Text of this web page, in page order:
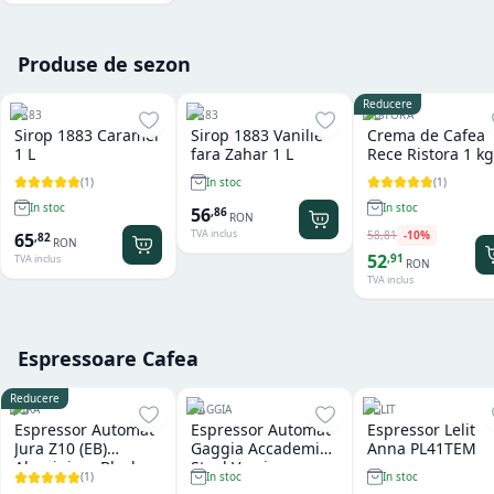
Produse de sezon
1883
Sirop 1883 Caramel
1 L
(1)
In stoc
65,82 RON
TVA inclus
1883
Sirop 1883 Vanilie
fara Zahar 1 L
In stoc
56,86 RON
TVA inclus
Reducere
RISTORA
Crema de Cafea
Rece Ristora 1 kg
(1)
In stoc
58,81 -10%
52,91 RON
TVA inclus
Espressoare Cafea
Reducere
JURA
Espressor Automat
Jura Z10 (EB)
Aluminium Black
(1)
GAGGIA
Espressor Automat
Gaggia Accademia
Steel Version
In stoc
LELIT
Espressor Lelit
Anna PL41TEM
In stoc